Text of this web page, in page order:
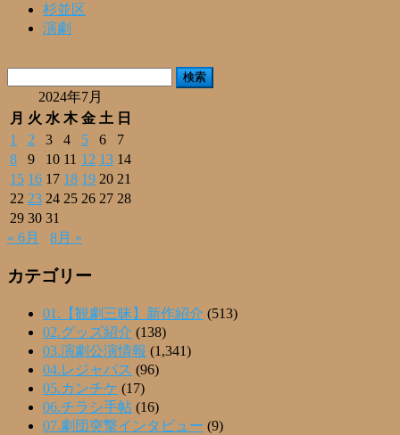
杉並区
演劇
2024年7月
月 火 水 木 金 土 日
1
2 3 4 5 6
7
8
9 10 11 12 13 14
15 16 17 18 19 20 21
22 23 24 25 26 27 28
29 30 31
« 6月
8月 »
カテゴリー
01.【観劇三昧】新作紹介 (513)
02.グッズ紹介 (138)
03.演劇公演情報 (1,341)
04.レジャパス (96)
05.カンチケ (17)
06.チラシ手帖 (16)
07.劇団突撃インタビュー (9)